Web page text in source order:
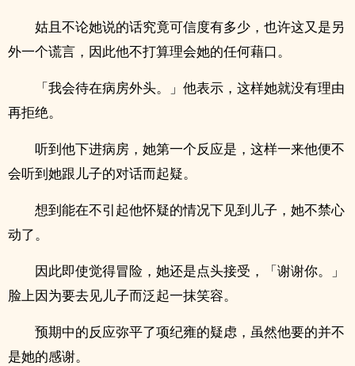
姑且不论她说的话究竟可信度有多少，也许这又是另
外一个谎言，因此他不打算理会她的任何藉口。
「我会待在病房外头。」他表示，这样她就没有理由
再拒绝。
听到他下进病房，她第一个反应是，这样一来他便不
会听到她跟儿子的对话而起疑。
想到能在不引起他怀疑的情况下见到儿子，她不禁心
动了。
因此即使觉得冒险，她还是点头接受，「谢谢你。」
脸上因为要去见儿子而泛起一抹笑容。
预期中的反应弥平了项纪雍的疑虑，虽然他要的并不
是她的感谢。